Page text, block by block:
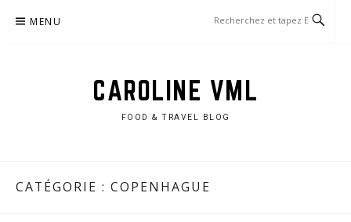
MENU
CAROLINE VML
FOOD & TRAVEL BLOG
CATÉGORIE : COPENHAGUE